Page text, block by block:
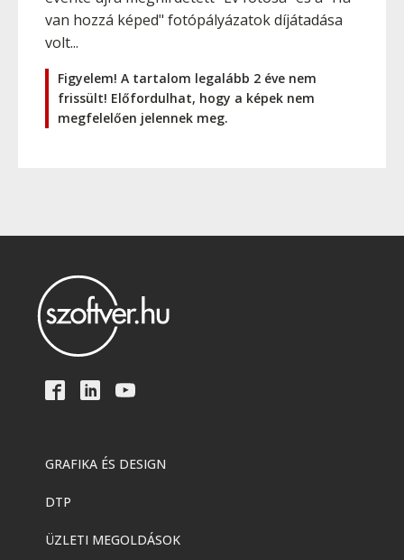
van hozzá képed" fotópályázatok díjátadása
volt...
Figyelem! A tartalom legalább 2 éve nem
frissült! Előfordulhat, hogy a képek nem
megfelelően jelennek meg.
GRAFIKA ÉS DESIGN
DTP
ÜZLETI MEGOLDÁSOK